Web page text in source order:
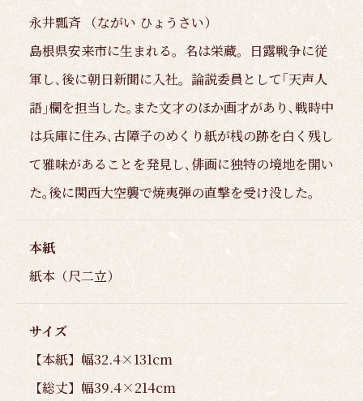
永井瓢斉 （ながい ひょうさい）
島根県安来市に生まれる。名は栄蔵。日露戦争に従
軍し､後に朝日新聞に入社。論説委員として｢天声人
語｣欄を担当した｡また文才のほか画才があり､戦時中
は兵庫に住み､古障子のめくり紙が桟の跡を白く残し
て雅味があることを発見し､俳画に独特の境地を開い
た｡後に関西大空襲で焼夷弾の直撃を受け没した｡
本紙
紙本（尺二立）
サイズ
【本紙】幅32.4×131cm
【総丈】幅39.4×214cm